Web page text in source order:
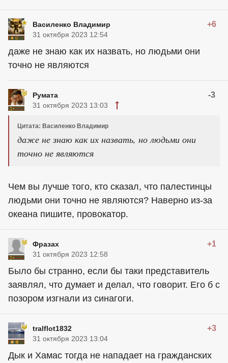
Василенко Владимир +6
31 октября 2023 12:54
даже не знаю как их назвать, но людьми они
точно не являются
Румaтa -3
31 октября 2023 13:03
Цитата: Василенко Владимир
даже не знаю как их назвать, но людьми они
точно не являются
Чем вы лучше того, кто сказал, что палестинцы
людьми они точно не являются? Наверно из-за
океана пишите, провокатор.
Фразах +1
31 октября 2023 12:58
Было бы странно, если бы таки представитель
заявлял, что думает и делал, что говорит. Его б с
позором изгнали из синагоги.
tralflot1832 +3
31 октября 2023 13:04
Дык и Хамас тогда не нападает на гражданских